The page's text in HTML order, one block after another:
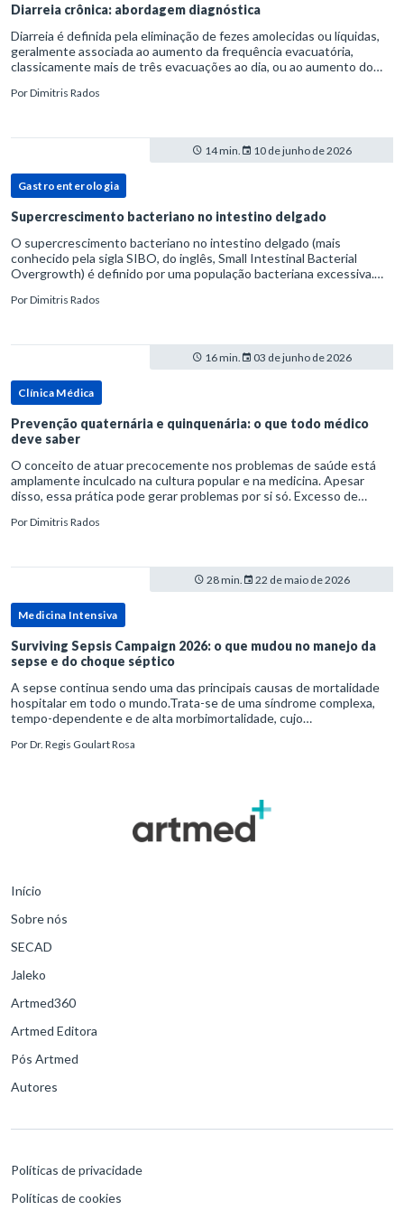
Diarreia crônica: abordagem diagnóstica
Diarreia é definida pela eliminação de fezes amolecidas ou líquidas,
geralmente associada ao aumento da frequência evacuatória,
classicamente mais de três evacuações ao dia, ou ao aumento do
PorDimitris Rados
14 min. 10 de junho de 2026
Gastroenterologia
Supercrescimento bacteriano no intestino delgado
O supercrescimento bacteriano no intestino delgado (mais
conhecido pela sigla SIBO, do inglês, Small Intestinal Bacterial
Overgrowth) é definido por uma população bacteriana excessiva.
PorDimitris Rados
16 min. 03 de junho de 2026
Clínica Médica
Prevenção quaternária e quinquenária: o que todo médico
deve saber
O conceito de atuar precocemente nos problemas de saúde está
amplamente inculcado na cultura popular e na medicina. Apesar
disso, essa prática pode gerar problemas por si só. Excesso de
PorDimitris Rados
28 min. 22 de maio de 2026
Medicina Intensiva
Surviving Sepsis Campaign 2026: o que mudou no manejo da
sepse e do choque séptico
A sepse continua sendo uma das principais causas de mortalidade
hospitalar em todo o mundo.Trata-se de uma síndrome complexa,
tempo-dependente e de alta morbimortalidade, cujo
para o desfe
PorDr. Regis Goulart Rosa
Início
Sobre nós
SECAD
Jaleko
Artmed360
Artmed Editora
Pós Artmed
Autores
Políticas de privacidade
Políticas de cookies